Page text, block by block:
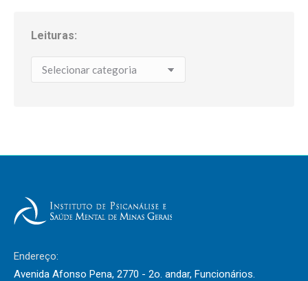
Leituras:
Endereço:
Avenida Afonso Pena, 2770 - 2o. andar, Funcionários.